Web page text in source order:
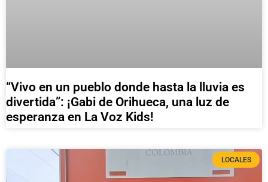
“Vivo en un pueblo donde hasta la lluvia es
divertida”: ¡Gabi de Orihueca, una luz de
esperanza en La Voz Kids!
LOCALES